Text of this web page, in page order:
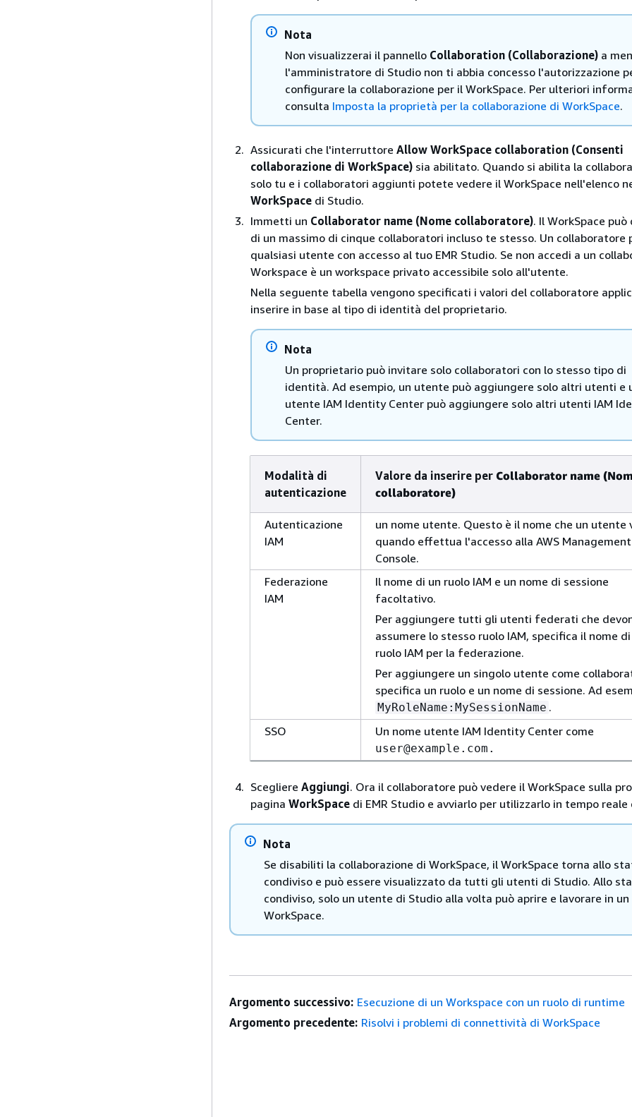
Nota
Non visualizzerai il pannello Collaboration (Collaborazione) a
l'amministratore di Studio non ti abbia concesso l'autorizzazione
configurare la collaborazione per il WorkSpace. Per ulteriori
consulta Imposta la proprietà per la collaborazione di WorkSpace.
Assicurati che l'interruttore Allow WorkSpace collaboration (Consenti
collaborazione di WorkSpace) sia abilitato. Quando si abilita la
solo tu e i collaboratori aggiunti potete vedere il WorkSpace nell'elenco
WorkSpace di Studio.
Immetti un Collaborator name (Nome collaboratore). Il WorkSpace può
di un massimo di cinque collaboratori incluso te stesso. Un collaboratore
qualsiasi utente con accesso al tuo EMR Studio. Se non accedi a un
Workspace è un workspace privato accessibile solo all'utente.
Nella seguente tabella vengono specificati i valori del collaboratore
inserire in base al tipo di identità del proprietario.
Nota
Un proprietario può invitare solo collaboratori con lo stesso tipo di
identità. Ad esempio, un utente può aggiungere solo altri utenti e
utente IAM Identity Center può aggiungere solo altri utenti IAM
Center.
Modalità di
autenticazione
Valore da inserire per Collaborator name
collaboratore)
Autenticazione
IAM
un nome utente. Questo è il nome che un utente
quando effettua l'accesso alla AWS Management
Console.
Federazione
IAM
Il nome di un ruolo IAM e un nome di sessione
facoltativo.
Per aggiungere tutti gli utenti federati che
assumere lo stesso ruolo IAM, specifica il nome
ruolo IAM per la federazione.
Per aggiungere un singolo utente come
specifica un ruolo e un nome di sessione. Ad
MyRoleName:MySessionName .
SSO
Un nome utente IAM Identity Center come
user@example.com.
Scegliere Aggiungi. Ora il collaboratore può vedere il WorkSpace sulla
pagina WorkSpace di EMR Studio e avviarlo per utilizzarlo in tempo reale
Nota
Se disabiliti la collaborazione di WorkSpace, il WorkSpace torna allo
condiviso e può essere visualizzato da tutti gli utenti di Studio. Allo
condiviso, solo un utente di Studio alla volta può aprire e lavorare in un
WorkSpace.
Argomento successivo: Esecuzione di un Workspace con un ruolo di runtime
Argomento precedente: Risolvi i problemi di connettività di WorkSpace